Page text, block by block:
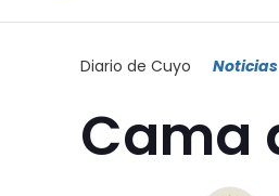
Diario de Cuyo Noticias
Cama